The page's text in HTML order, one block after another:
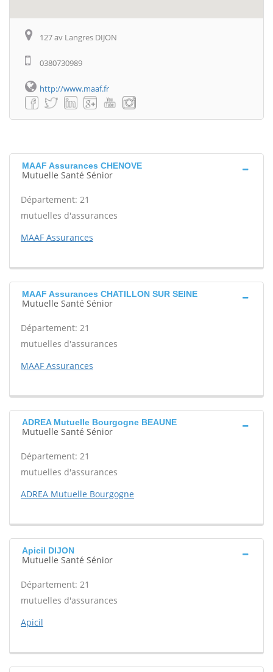
127 av Langres DIJON
0380730989
http://www.maaf.fr
MAAF Assurances CHENOVE
Mutuelle Santé Sénior
Département: 21
mutuelles d'assurances
MAAF Assurances
MAAF Assurances CHATILLON SUR SEINE
Mutuelle Santé Sénior
Département: 21
mutuelles d'assurances
MAAF Assurances
ADREA Mutuelle Bourgogne BEAUNE
Mutuelle Santé Sénior
Département: 21
mutuelles d'assurances
ADREA Mutuelle Bourgogne
Apicil DIJON
Mutuelle Santé Sénior
Département: 21
mutuelles d'assurances
Apicil